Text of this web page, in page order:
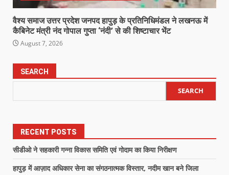
वैश्य समाज उत्तर प्रदेश जनपद हापुड़ के प्रतिनिधिमंडल ने लखनऊ में
कैबिनेट मंत्री नंद गोपाल गुप्ता ‘नंदी’ से की शिष्टाचार भेंट
August 7, 2026
SEARCH
SEARCH
RECENT POSTS
सीडीओ ने सहकारी गन्ना विकास समिति एवं गोदाम का किया निरीक्षण
हापुड़ में आज़ाद अधिकार सेना का संगठनात्मक विस्तार, नदीम खान बने जिला